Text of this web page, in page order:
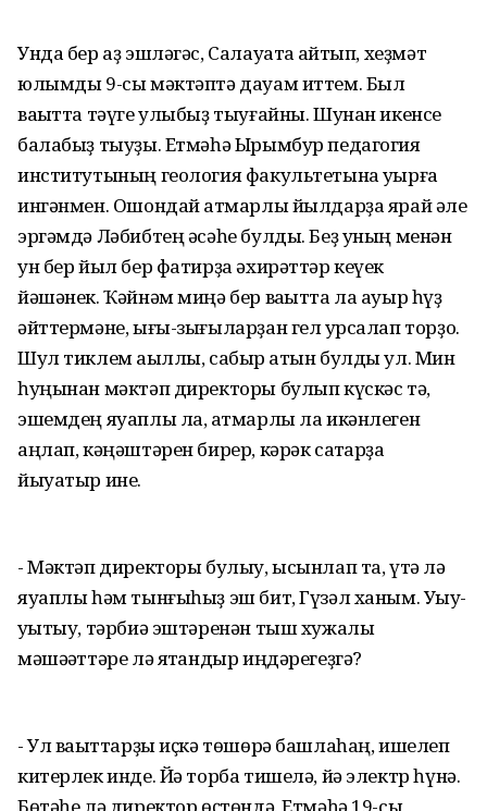
Унда бер аҙ эшләгәс, Салауатҡа ҡайтып, хеҙмәт
юлымды 9-сы мәктәптә дауам иттем. Был
ваҡытта тәүге улыбыҙ тыуғайны. Шунан икенсе
балабыҙ тыуҙы. Етмәһә Ырымбур педагогия
институтының геология факультетына уҡырға
ингәнмен. Ошондай ҡатмарлы йылдарҙа ярай әле
эргәмдә Ләбибтең әсәһе булды. Беҙ уның менән
ун бер йыл бер фатирҙа әхирәттәр кеүек
йәшәнек. Ҡәйнәм миңә бер ваҡытта ла ауыр һүҙ
әйттермәне, ығы-зығыларҙан гел ҡурсалап торҙо.
Шул тиклем аҡыллы, сабыр ҡатын булды ул. Мин
һуңынан мәктәп директоры булып күскәс тә,
эшемдең яуаплы ла, ҡатмарлы ла икәнлеген
аңлап, кәңәштәрен бирер, кәрәк саҡтарҙа
йыуатыр ине.
- Мәктәп директоры булыу, ысынлап та, үтә лә
яуаплы һәм тынғыһыҙ эш бит, Гүзәл ханым. Уҡыу-
уҡытыу, тәрбиә эштәренән тыш хужалыҡ
мәшәҡәттәре лә ятҡандыр иңдәрегеҙгә?
- Ул ваҡыттарҙы иҫкә төшөрә башлаһаң, ишелеп
китерлек инде. Йә торба тишелә, йә электр һүнә.